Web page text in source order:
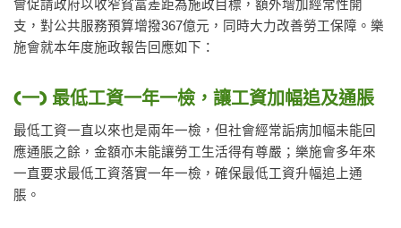
會促請政府以收窄貧富差距為施政目標，額外增加經常性開
支，對公共服務預算增撥367億元，同時大力改善勞工保障。樂
施會就本年度施政報告回應如下：
(一) 最低工資一年一檢，讓工資加幅追及通脹
最低工資一直以來也是兩年一檢，但社會經常詬病加幅未能回
應通脹之餘，金額亦未能讓勞工生活得有尊嚴；樂施會多年來
一直要求最低工資落實一年一檢，確保最低工資升幅追上通
脹。